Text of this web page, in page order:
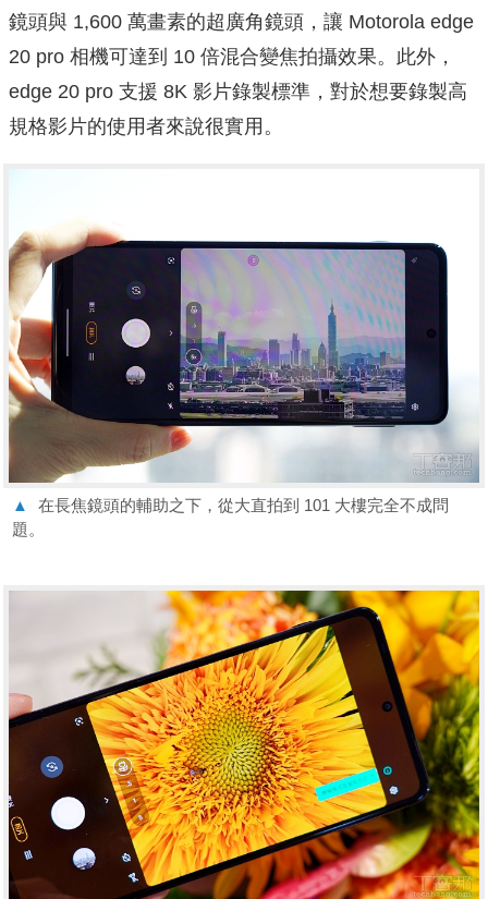
鏡頭與 1,600 萬畫素的超廣角鏡頭，讓 Motorola edge
20 pro 相機可達到 10 倍混合變焦拍攝效果。此外，
edge 20 pro 支援 8K 影片錄製標準，對於想要錄製高
規格影片的使用者來說很實用。
▲
在長焦鏡頭的輔助之下，從大直拍到 101 大樓完全不成問
題。